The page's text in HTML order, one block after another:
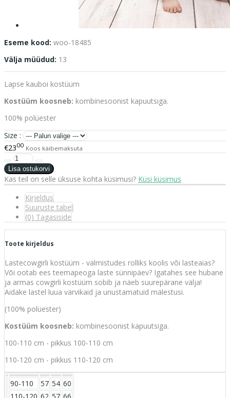
Eseme kood: woo-18485
Välja müüdud: 13
Lapse kauboi kostüüm
Kostüüm koosneb: kombinesoonist kapuutsiga.
100% polüester
Size :
€2300 Koos käibemaksuta
Kas teil on selle üksuse kohta küsimusi? Küsi küsimus
Kirjeldus
Suuruste tabel
(0) Tagasiside
Toote kirjeldus
Lastecowgirli kostüüm - valmistudes rolliks koolis või lasteaias?
Või ootab ees teemapeoga laste sünnipäev? Igatahes see hubane
ja armas cowgirli kostüüm sobib ja näeb suurepärane välja!
Aidake lastel luua värvikaid ja unustamatuid mälestusi.
(100% polüester)
Kostüüm koosneb: kombinesoonist kapuutsiga.
100-110 cm - pikkus 100-110 cm
110-120 cm - pikkus 110-120 cm
90-110 57 54 60
110-120 62 57 66